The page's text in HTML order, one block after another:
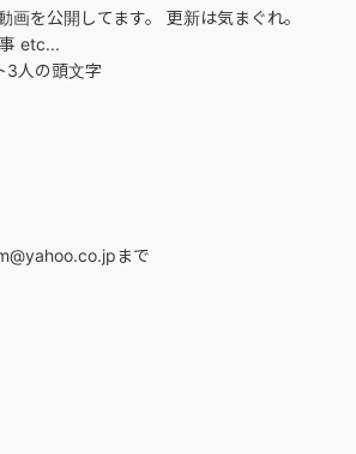
を公開してます。 更新は気まぐれ。
etc...
3人の頭文字
まで